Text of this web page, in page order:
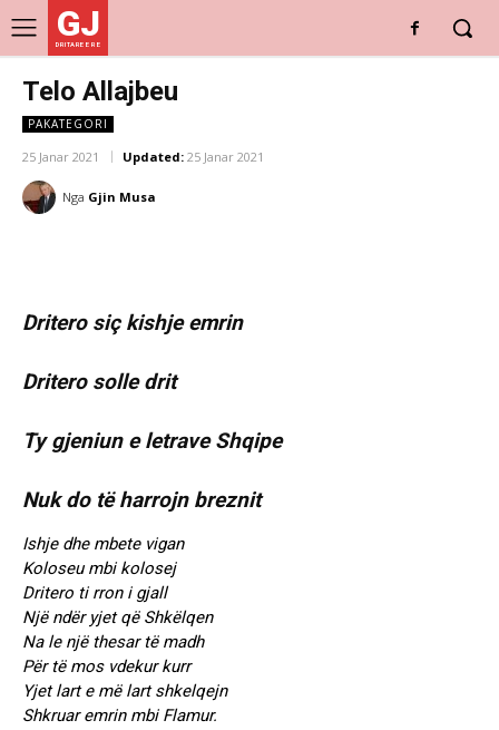
GJ
DRITARE E RE
Telo Allajbeu
PAKATEGORI
25 Janar 2021 Updated: 25 Janar 2021
Nga Gjin Musa
Dritero siç kishje emrin
Dritero solle drit
Ty gjeniun e letrave Shqipe
Nuk do të harrojn breznit
Ishje dhe mbete vigan
Koloseu mbi kolosej
Dritero ti rron i gjall
Një ndër yjet që Shkëlqen
Na le një thesar të madh
Për të mos vdekur kurr
Yjet lart e më lart shkelqejn
Shkruar emrin mbi Flamur.